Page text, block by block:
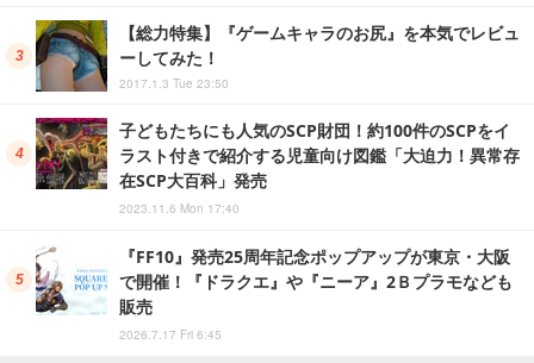
【総力特集】『ゲームキャラのお尻』を本気でレビュ
ーしてみた！
2017.1.3 Tue 23:50
子どもたちにも人気のSCP財団！約100件のSCPをイ
ラスト付きで紹介する児童向け図鑑「大迫力！異常存
在SCP大百科」発売
2023.11.6 Mon 17:40
『FF10』発売25周年記念ポップアップが東京・大阪
で開催！『ドラクエ』や『ニーア』2Ｂプラモなども
販売
2026.7.17 Fri 6:45